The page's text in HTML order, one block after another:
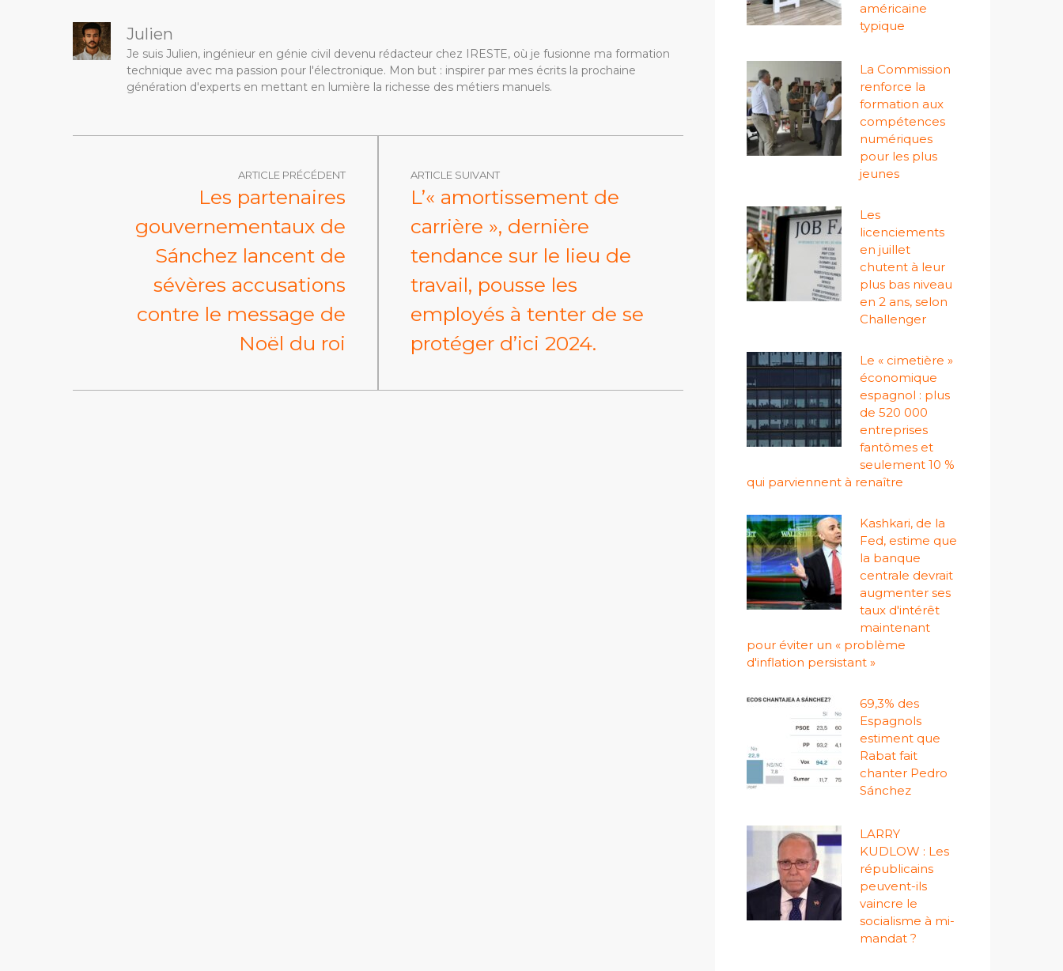
Julien
Je suis Julien, ingénieur en génie civil devenu rédacteur chez IRESTE, où je fusionne ma formation
technique avec ma passion pour l'électronique. Mon but : inspirer par mes écrits la prochaine
génération d'experts en mettant en lumière la richesse des métiers manuels.
ARTICLE PRÉCÉDENT
Les partenaires
gouvernementaux de
Sánchez lancent de
sévères accusations
contre le message de
Noël du roi
ARTICLE SUIVANT
L’« amortissement de
carrière », dernière
tendance sur le lieu de
travail, pousse les
employés à tenter de se
protéger d’ici 2024.
américaine
typique
La Commission
renforce la
formation aux
compétences
numériques
pour les plus
jeunes
Les
licenciements
en juillet
chutent à leur
plus bas niveau
en 2 ans, selon
Challenger
Le « cimetière »
économique
espagnol : plus
de 520 000
entreprises
fantômes et
seulement 10 %
qui parviennent à renaître
Kashkari, de la
Fed, estime que
la banque
centrale devrait
augmenter ses
taux d'intérêt
maintenant
pour éviter un « problème
d'inflation persistant »
69,3% des
Espagnols
estiment que
Rabat fait
chanter Pedro
Sánchez
LARRY
KUDLOW : Les
républicains
peuvent-ils
vaincre le
socialisme à mi-
mandat ?